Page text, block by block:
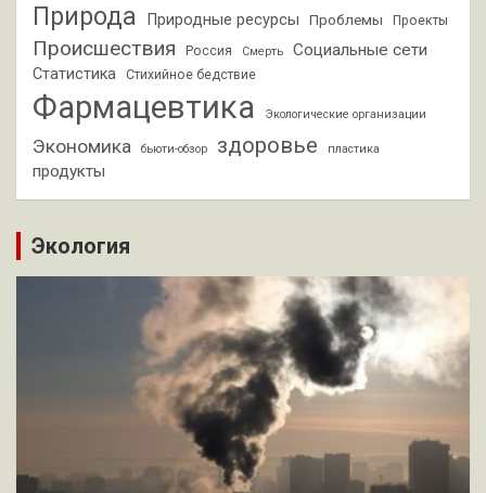
Природа Природные ресурсы Проблемы Проекты
Происшествия Россия Смерть Социальные сети
Статистика Стихийное бедствие
Фармацевтика Экологические организации
Экономика бьюти-обзор здоровье пластика
продукты
Экология